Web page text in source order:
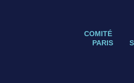
COMITÉ
PARIS